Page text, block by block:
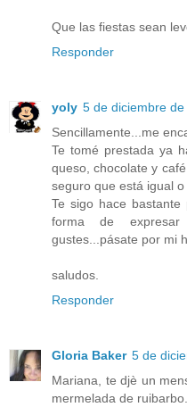
Que las fiestas sean
Responder
yoly 5 de diciembre
Sencillamente...me
Te tomé prestada ya
queso, chocolate y
seguro que está igual o
Te sigo hace
forma de
gustes...pásate por mi
saludos.
Responder
Gloria Baker 5 de
Mariana, te djè un
mermelada de